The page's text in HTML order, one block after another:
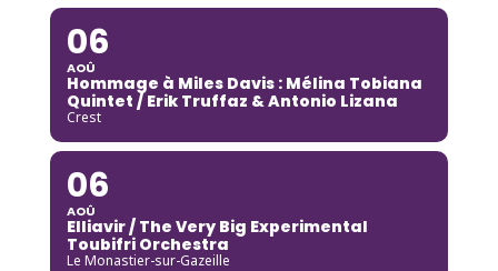
06
AOÛ
Hommage à Miles Davis : Mélina Tobiana
Quintet / Erik Truffaz & Antonio Lizana
Crest
06
AOÛ
Elliavir / The Very Big Experimental
Toubifri Orchestra
Le Monastier-sur-Gazeille